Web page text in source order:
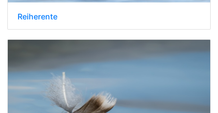
Reiherente